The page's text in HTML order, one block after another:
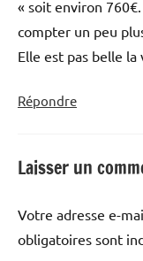
« soit environ
compter un peu
Elle est pas belle
Répondre
Laisser un
Votre adresse e-
obligatoires sont